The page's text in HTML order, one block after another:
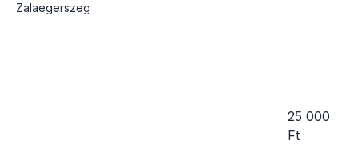
Zalaegerszeg
25 000
Ft